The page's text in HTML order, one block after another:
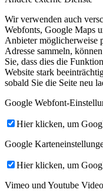
Wir verwenden auch
Webfonts, Google Maps
Anbieter möglicherweise
Adresse sammeln,
Sie, dass dies die
Website stark
sobald Sie die Seite neu
Google Webfont-
Hier klicken, um
Google
Hier klicken, um
Vimeo und Youtube